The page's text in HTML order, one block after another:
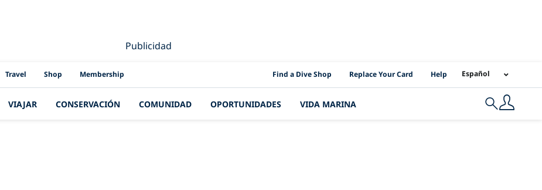
Publicidad
Travel Shop Membership PADI Location Links
Find a Dive Shop Replace Your Card Help Español
VIAJAR CONSERVACIÓN COMUNIDAD OPORTUNIDADES VIDA MARINA Search